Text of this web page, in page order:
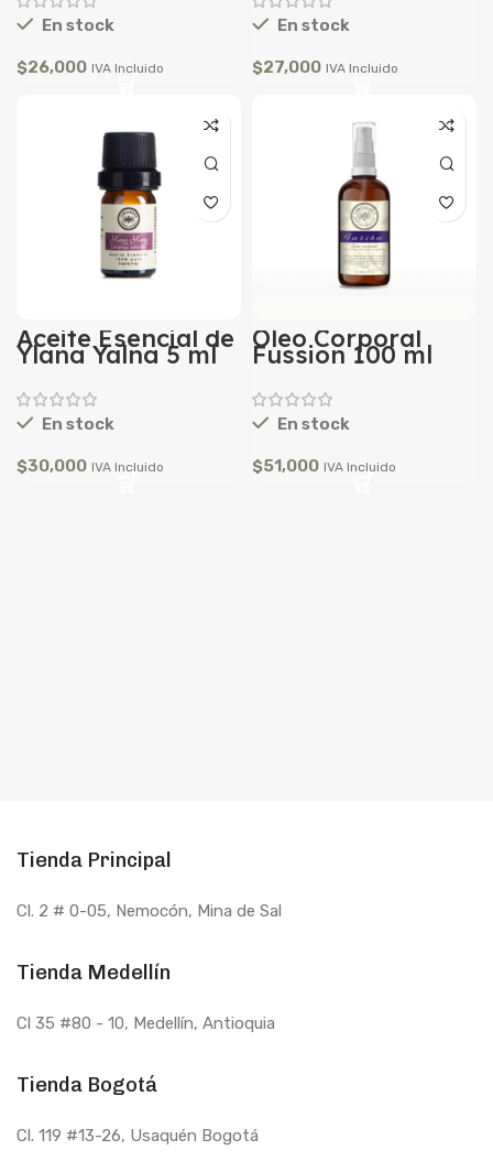
En stock
$26,000 IVA Incluido
En stock
$27,000 IVA Incluido
Aceite Esencial de
Ylang Yalng 5 ml
En stock
$30,000 IVA Incluido
Oleo Corporal
Fussion 100 ml
En stock
$51,000 IVA Incluido
Tienda Principal
Cl. 2 # 0-05, Nemocón, Mina de Sal
Tienda Medellín
Cl 35 #80 - 10, Medellín, Antioquia
Tienda Bogotá
Cl. 119 #13-26, Usaquén Bogotá